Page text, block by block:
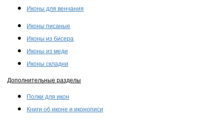
Иконы для венчания
Иконы писаные
Иконы из бисера
Иконы из меди
Иконы складни
Дополнительные разделы
Полки для икон
Книги об иконе и иконописи